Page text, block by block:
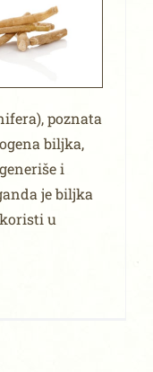
poznata
biljka,
i
je biljka
u